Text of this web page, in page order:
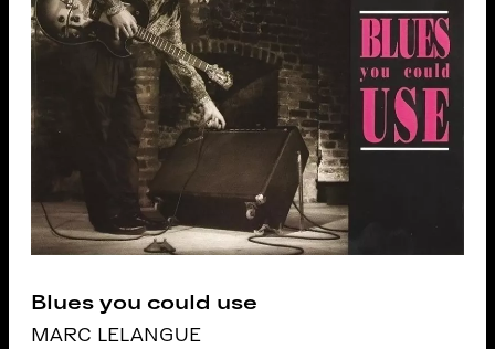
Blues you could use
MARC LELANGUE